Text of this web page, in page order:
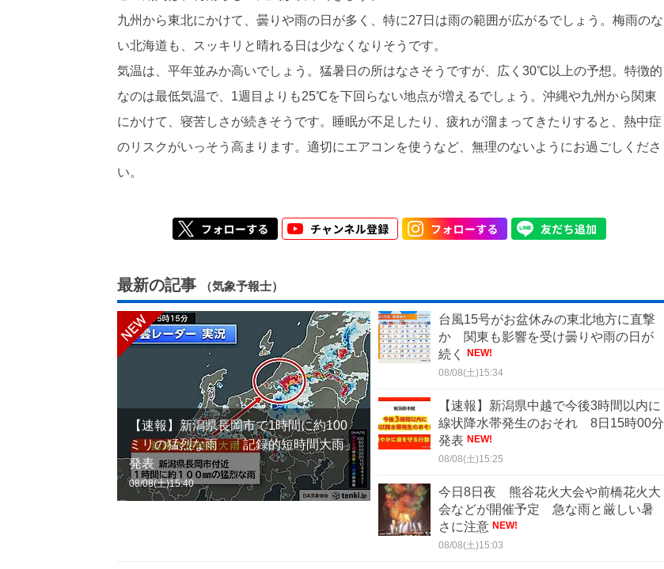
九州から東北にかけて、曇りや雨の日が多く、特に27日は雨の範囲が広がるでしょう。梅雨のな
い北海道も、スッキリと晴れる日は少なくなりそうです。
気温は、平年並みか高いでしょう。猛暑日の所はなさそうですが、広く30℃以上の予想。特徴的
なのは最低気温で、1週目よりも25℃を下回らない地点が増えるでしょう。沖縄や九州から関東
にかけて、寝苦しさが続きそうです。睡眠が不足したり、疲れが溜まってきたりすると、熱中症
のリスクがいっそう高まります。適切にエアコンを使うなど、無理のないようにお過ごしくださ
い。
最新の記事 （気象予報士）
【速報】新潟県長岡市で1時間に約100
ミリの猛烈な雨 「記録的短時間大雨」
発表
08/08(土)15:40
台風15号がお盆休みの東北地方に直撃
か 関東も影響を受け曇りや雨の日が
続く
NEW!
08/08(土)15:34
【速報】新潟県中越で今後3時間以内に
線状降水帯発生のおそれ 8日15時00分
発表 NEW!
08/08(土)15:25
今日8日夜 熊谷花火大会や前橋花火大
会などが開催予定 急な雨と厳しい暑
さに注意 NEW!
08/08(土)15:03